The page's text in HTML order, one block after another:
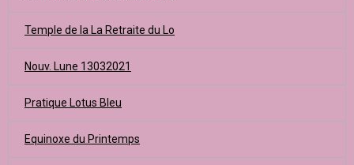
Temple de la La Retraite du Lo
Nouv. Lune 13032021
Pratique Lotus Bleu
Equinoxe du Printemps